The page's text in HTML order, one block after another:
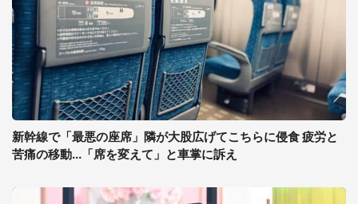
新幹線で「最悪の座席」隣が大股広げてこちらに侵食 疲労と
苦痛の移動...「席を変えて」と車掌に訴え